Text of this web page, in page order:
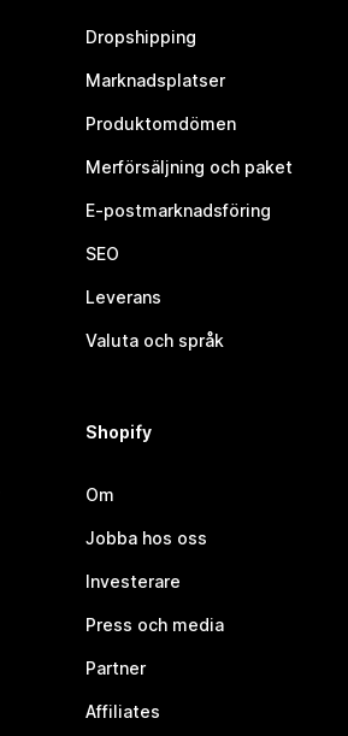
Dropshipping
Marknadsplatser
Produktomdömen
Merförsäljning och paket
E-postmarknadsföring
SEO
Leverans
Valuta och språk
Shopify
Om
Jobba hos oss
Investerare
Press och media
Partner
Affiliates